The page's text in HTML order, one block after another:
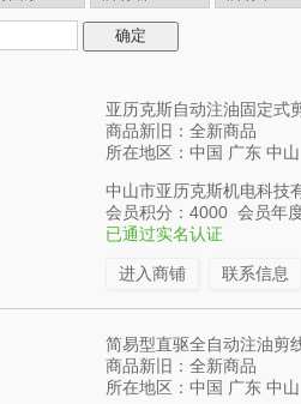
亚历克斯自动注油固定式
商品新旧：全新商品
所在地区：中国 广东 中山
中山市亚历克斯机电科技
会员积分：4000 会员年
已通过实名认证
进入商铺 联系信息
简易型直驱全自动注油剪
商品新旧：全新商品
所在地区：中国 广东 中山